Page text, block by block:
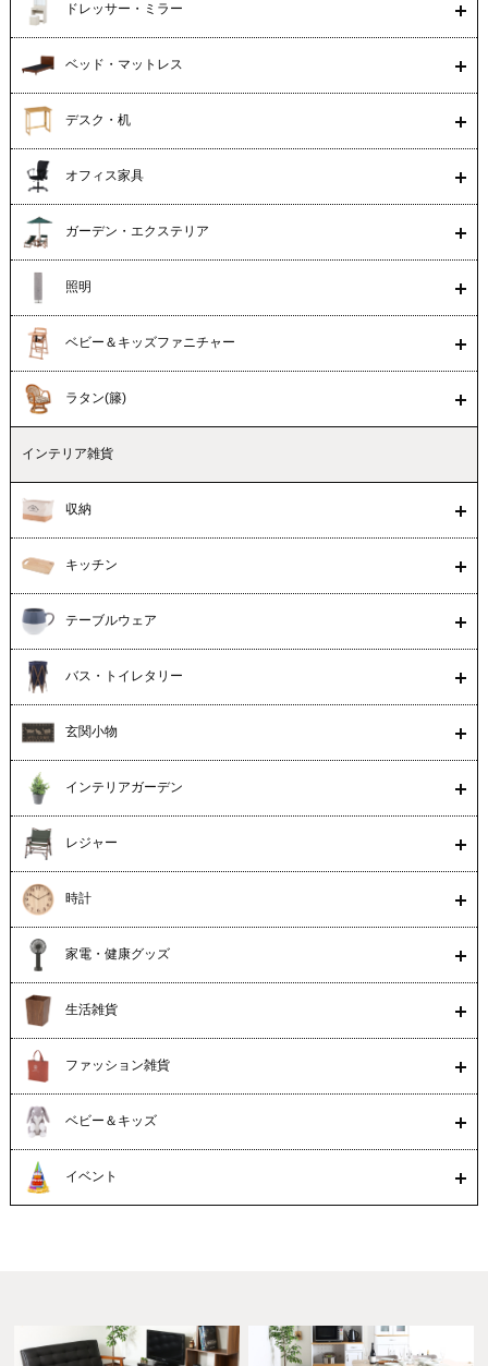
ドレッサー・ミラー
ベッド・マットレス
デスク・机
オフィス家具
ガーデン・エクステリア
照明
ベビー＆キッズファニチャー
ラタン(籐)
インテリア雑貨
収納
キッチン
テーブルウェア
バス・トイレタリー
玄関小物
インテリアガーデン
レジャー
時計
家電・健康グッズ
生活雑貨
ファッション雑貨
ベビー＆キッズ
イベント